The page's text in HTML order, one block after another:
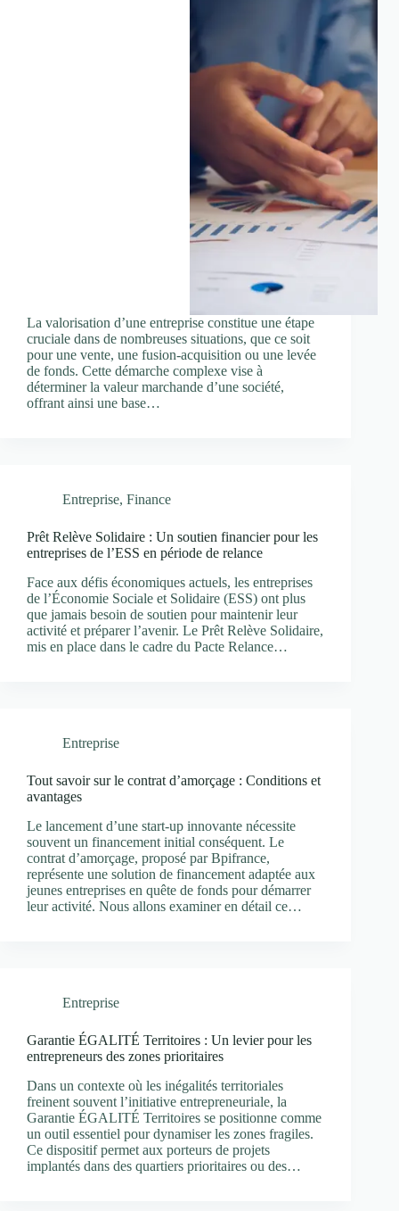
La valorisation d’une entreprise constitue une étape
cruciale dans de nombreuses situations, que ce soit
pour une vente, une fusion-acquisition ou une levée
de fonds. Cette démarche complexe vise à
déterminer la valeur marchande d’une société,
offrant ainsi une base…
Entreprise, Finance
Prêt Relève Solidaire : Un soutien financier pour les
entreprises de l’ESS en période de relance
Face aux défis économiques actuels, les entreprises
de l’Économie Sociale et Solidaire (ESS) ont plus
que jamais besoin de soutien pour maintenir leur
activité et préparer l’avenir. Le Prêt Relève Solidaire,
mis en place dans le cadre du Pacte Relance…
Entreprise
Tout savoir sur le contrat d’amorçage : Conditions et
avantages
Le lancement d’une start-up innovante nécessite
souvent un financement initial conséquent. Le
contrat d’amorçage, proposé par Bpifrance,
représente une solution de financement adaptée aux
jeunes entreprises en quête de fonds pour démarrer
leur activité. Nous allons examiner en détail ce…
Entreprise
Garantie ÉGALITÉ Territoires : Un levier pour les
entrepreneurs des zones prioritaires
Dans un contexte où les inégalités territoriales
freinent souvent l’initiative entrepreneuriale, la
Garantie ÉGALITÉ Territoires se positionne comme
un outil essentiel pour dynamiser les zones fragiles.
Ce dispositif permet aux porteurs de projets
implantés dans des quartiers prioritaires ou des…